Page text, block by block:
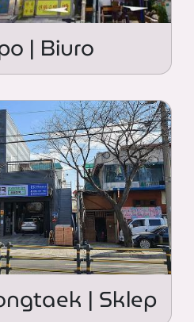
| Biuro
| Sklep